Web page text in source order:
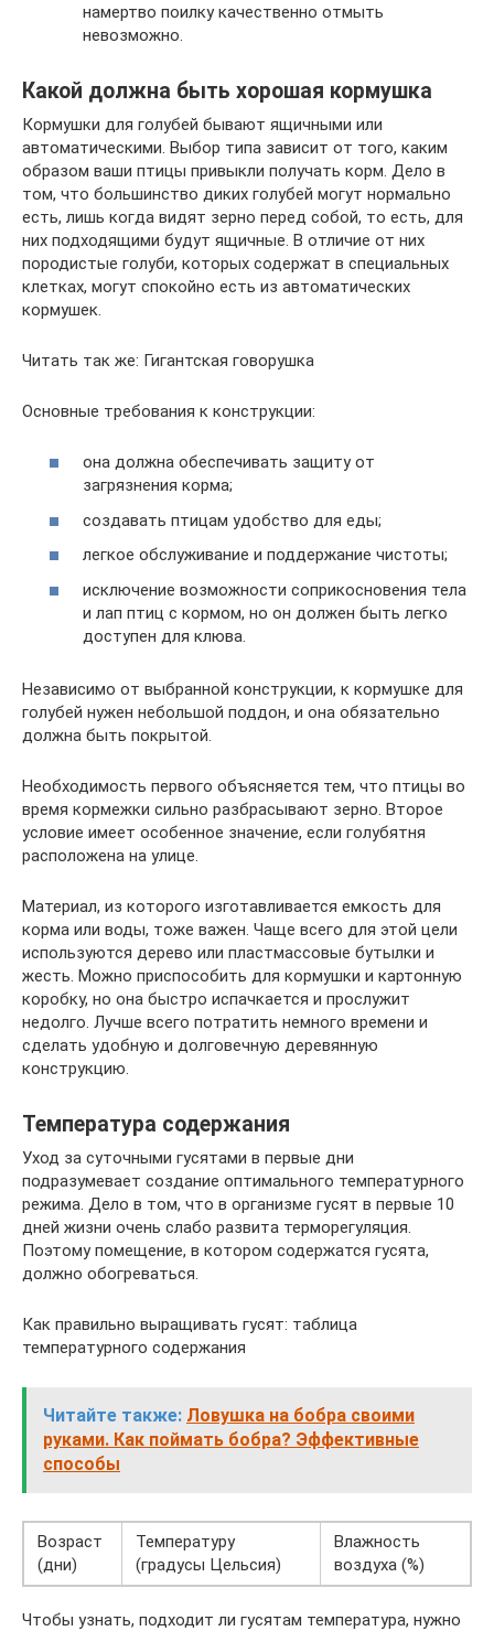
намертво поилку качественно отмыть
невозможно.
Какой должна быть хорошая кормушка
Кормушки для голубей бывают ящичными или
автоматическими. Выбор типа зависит от того, каким
образом ваши птицы привыкли получать корм. Дело в
том, что большинство диких голубей могут нормально
есть, лишь когда видят зерно перед собой, то есть, для
них подходящими будут ящичные. В отличие от них
породистые голуби, которых содержат в специальных
клетках, могут спокойно есть из автоматических
кормушек.
Читать так же: Гигантская говорушка
Основные требования к конструкции:
она должна обеспечивать защиту от
загрязнения корма;
создавать птицам удобство для еды;
легкое обслуживание и поддержание чистоты;
исключение возможности соприкосновения тела
и лап птиц с кормом, но он должен быть легко
доступен для клюва.
Независимо от выбранной конструкции, к кормушке для
голубей нужен небольшой поддон, и она обязательно
должна быть покрытой.
Необходимость первого объясняется тем, что птицы во
время кормежки сильно разбрасывают зерно. Второе
условие имеет особенное значение, если голубятня
расположена на улице.
Материал, из которого изготавливается емкость для
корма или воды, тоже важен. Чаще всего для этой цели
используются дерево или пластмассовые бутылки и
жесть. Можно приспособить для кормушки и картонную
коробку, но она быстро испачкается и прослужит
недолго. Лучше всего потратить немного времени и
сделать удобную и долговечную деревянную
конструкцию.
Температура содержания
Уход за суточными гусятами в первые дни
подразумевает создание оптимального температурного
режима. Дело в том, что в организме гусят в первые 10
дней жизни очень слабо развита терморегуляция.
Поэтому помещение, в котором содержатся гусята,
должно обогреваться.
Как правильно выращивать гусят: таблица
температурного содержания
Читайте также: Ловушка на бобра своими
руками. Как поймать бобра? Эффективные
способы
Возраст
(дни)
Температуру
(градусы Цельсия)
Влажность
воздуха (%)
Чтобы узнать, подходит ли гусятам температура, нужно